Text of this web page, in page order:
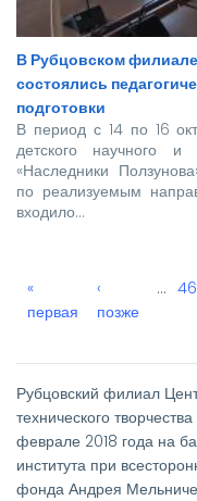
В Рубцовском
состоялись
подготовки
В период с 14 по 16
детского научного и
«Наследники
по реализуемым
входило…
Нумерация
страниц
Первая
страница
«
первая
←
‹
позже
… 46
Рубцовский филиал
технического
феврале 2018 года на
института при
фонда Андрея